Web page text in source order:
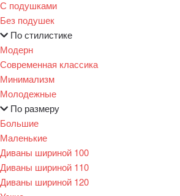
С подушками
Без подушек
По стилистике
Модерн
Современная классика
Минимализм
Молодежные
По размеру
Большие
Маленькие
Диваны шириной 100
Диваны шириной 110
Диваны шириной 120